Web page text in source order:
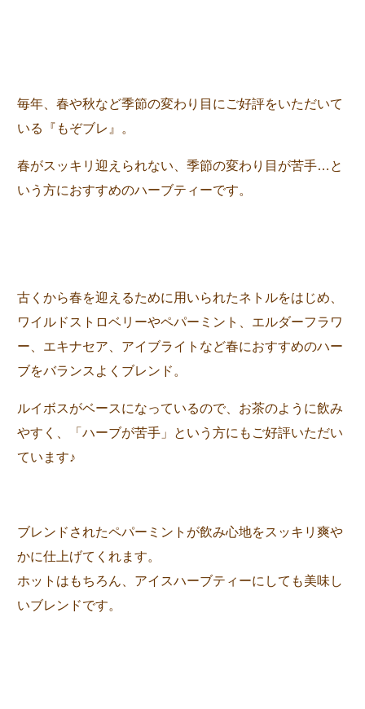
毎年、春や秋など季節の変わり目にご好評をいただいて
いる『もぞブレ』。
春がスッキリ迎えられない、季節の変わり目が苦手…と
いう方におすすめのハーブティーです。
古くから春を迎えるために用いられたネトルをはじめ、
ワイルドストロベリーやペパーミント、エルダーフラワ
ー、エキナセア、アイブライトなど春におすすめのハー
ブをバランスよくブレンド。
ルイボスがベースになっているので、お茶のように飲み
やすく、「ハーブが苦手」という方にもご好評いただい
ています♪
ブレンドされたペパーミントが飲み心地をスッキリ爽や
かに仕上げてくれます。
ホットはもちろん、アイスハーブティーにしても美味し
いブレンドです。